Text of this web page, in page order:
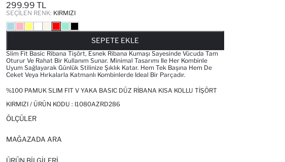
299.99 TL
SEÇILEN RENK: KIRMIZI
SEPETE EKLE
GELINCE HABER VER
FAVORILERE EKLENDI
Slim Fit Basic Ribana Tişört, Esnek Ribana Kumaşı Sayesinde Vücuda Tam
Oturur Ve Rahat Bir Kullanım Sunar. Minimal Tasarımı Ile Her Kombinle
Uyum Sağlayarak Günlük Stilinize Şıklık Katar. Hem Tek Başına Hem De
Ceket Veya Hırkalarla Katmanlı Kombinlerde Ideal Bir Parçadır.
%100 PAMUK SLIM FIT V YAKA BASIC DÜZ RIBANA KISA KOLLU TIŞÖRT
KIRMIZI / ÜRÜN KODU : I1080AZRD286
ÖLÇÜLER
MAĞAZADA ARA